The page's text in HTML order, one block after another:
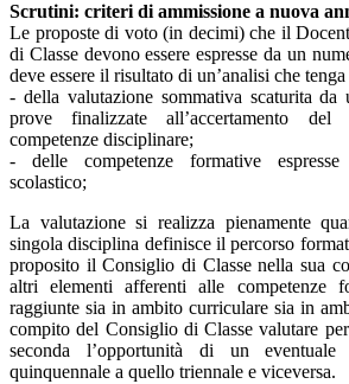
Scrutini: criteri di ammissione a nuova
Le proposte di voto (in decimi) che il
di Classe devono essere espresse da un
deve essere il risultato di un’analisi che
- della valutazione sommativa scaturita
prove finalizzate all’accertamento del
competenze disciplinare;
- delle competenze formative
scolastico;
La valutazione si realizza pienamente
singola disciplina definisce il percorso
proposito il Consiglio di Classe nella sua
altri elementi afferenti alle competenze
raggiunte sia in ambito curriculare sia in
compito del Consiglio di Classe valutare
seconda l’opportunità di un
quinquennale a quello triennale e viceversa.